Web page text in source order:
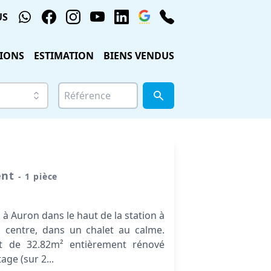
ESTIMATION BIENS VENDUS
- 1 pièce
Auron dans le haut de la station à
dans un chalet au calme.
de 32.82m² entièrement rénové
(sur 2...